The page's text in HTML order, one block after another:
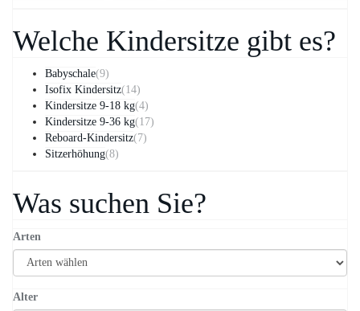
Welche Kindersitze gibt es?
Babyschale(9)
Isofix Kindersitz(14)
Kindersitze 9-18 kg(4)
Kindersitze 9-36 kg(17)
Reboard-Kindersitz(7)
Sitzerhöhung(8)
Was suchen Sie?
Arten
Alter